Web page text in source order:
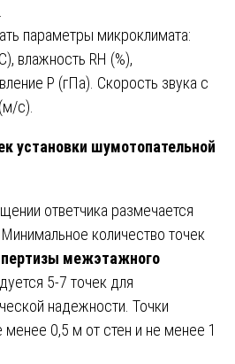
параметры микроклимата:
влажность RH (%),
P (гПа). Скорость звука c
с).
установки шумотопательной
ответчика размечается
количество точек
межэтажного
5-7 точек для
надежности. Точки
0,5 м от стен и не менее 1